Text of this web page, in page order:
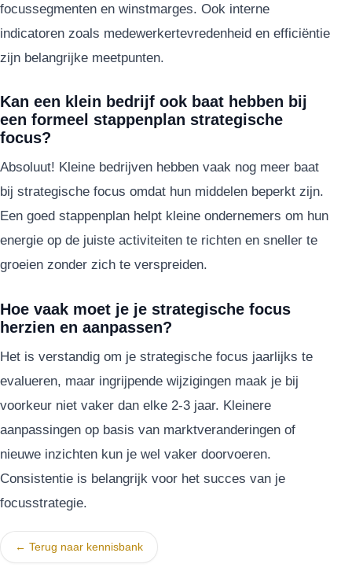
focussegmenten en winstmarges. Ook interne
indicatoren zoals medewerkertevredenheid en efficiëntie
zijn belangrijke meetpunten.
Kan een klein bedrijf ook baat hebben bij
een formeel stappenplan strategische
focus?
Absoluut! Kleine bedrijven hebben vaak nog meer baat
bij strategische focus omdat hun middelen beperkt zijn.
Een goed stappenplan helpt kleine ondernemers om hun
energie op de juiste activiteiten te richten en sneller te
groeien zonder zich te verspreiden.
Hoe vaak moet je je strategische focus
herzien en aanpassen?
Het is verstandig om je strategische focus jaarlijks te
evalueren, maar ingrijpende wijzigingen maak je bij
voorkeur niet vaker dan elke 2-3 jaar. Kleinere
aanpassingen op basis van marktveranderingen of
nieuwe inzichten kun je wel vaker doorvoeren.
Consistentie is belangrijk voor het succes van je
focusstrategie.
← Terug naar kennisbank